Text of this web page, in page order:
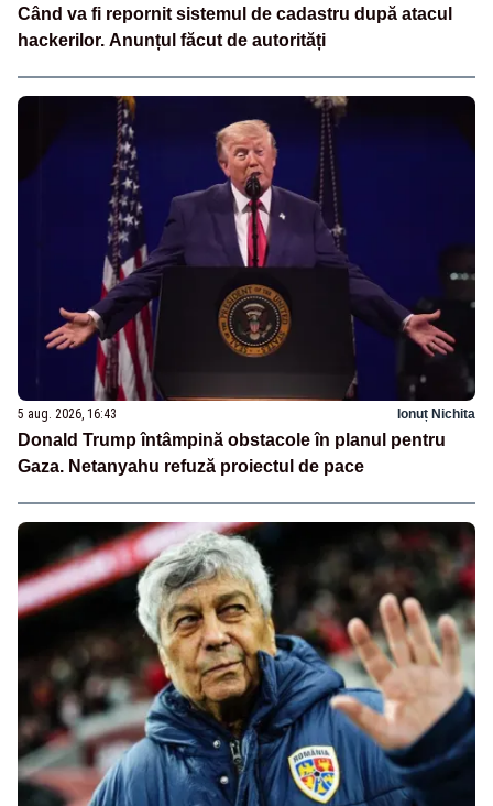
Când va fi repornit sistemul de cadastru după atacul
hackerilor. Anunțul făcut de autorități
5 aug. 2026, 16:43 Ionuț Nichita
Donald Trump întâmpină obstacole în planul pentru
Gaza. Netanyahu refuză proiectul de pace